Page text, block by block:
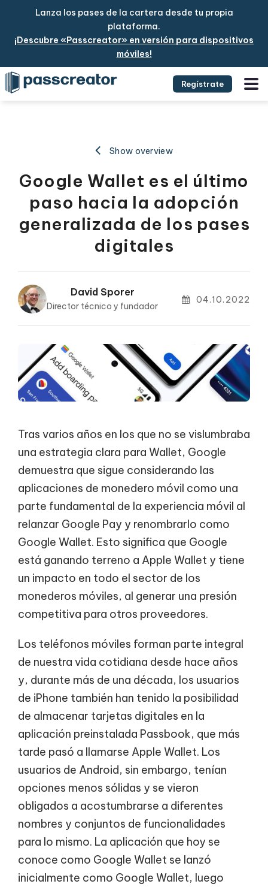
Lanza los pases de la cartera desde tu propia
plataforma.
¡Descubre «Passcreator» en versión para dispositivos
móviles!
Regístrate
Show overview
Google Wallet es el último
paso hacia la adopción
generalizada de los pases
digitales
David Sporer
Director técnico y fundador
04.10.2022
Tras varios años en los que no se vislumbraba
una estrategia clara para Wallet, Google
demuestra que sigue considerando las
aplicaciones de monedero móvil como una
parte fundamental de la experiencia móvil al
relanzar Google Pay y renombrarlo como
Google Wallet. Esto significa que Google
está ganando terreno a Apple Wallet y tiene
un impacto en todo el sector de los
monederos móviles, al generar una presión
competitiva para otros proveedores.
Los teléfonos móviles forman parte integral
de nuestra vida cotidiana desde hace años
y, durante más de una década, los usuarios
de iPhone también han tenido la posibilidad
de almacenar tarjetas digitales en la
aplicación preinstalada Passbook, que más
tarde pasó a llamarse Apple Wallet. Los
usuarios de Android, sin embargo, tenían
opciones menos sólidas y se vieron
obligados a acostumbrarse a diferentes
nombres y conjuntos de funcionalidades
para lo mismo. La aplicación que hoy se
conoce como Google Wallet se lanzó
inicialmente como Google Wallet, luego